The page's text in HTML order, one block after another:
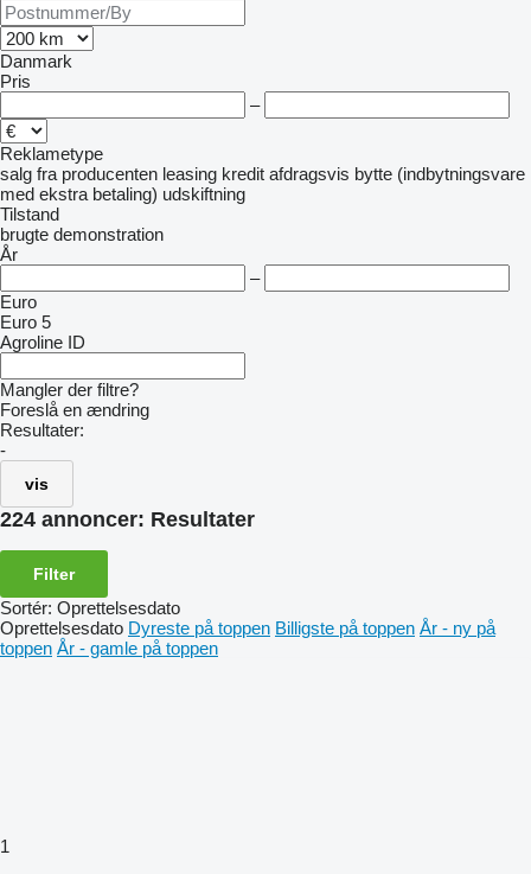
Danmark
Pris
–
Reklametype
salg fra producenten leasing kredit afdragsvis bytte (indbytningsvare
med ekstra betaling) udskiftning
Tilstand
brugte demonstration
År
–
Euro
Euro 5
Agroline ID
Mangler der filtre?
Foreslå en ændring
Resultater:
-
vis
224 annoncer: Resultater
Filter
Sortér: Oprettelsesdato
Oprettelsesdato Dyreste på toppen Billigste på toppen År - ny på
toppen År - gamle på toppen
1